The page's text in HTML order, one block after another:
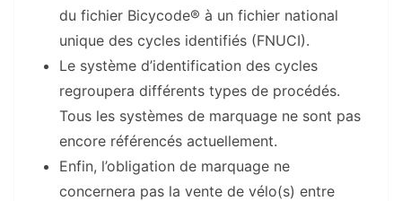
du fichier Bicycode® à un fichier national
unique des cycles identifiés (FNUCI).
Le système d’identification des cycles
regroupera différents types de procédés.
Tous les systèmes de marquage ne sont pas
encore référencés actuellement.
Enfin, l’obligation de marquage ne
concernera pas la vente de vélo(s) entre